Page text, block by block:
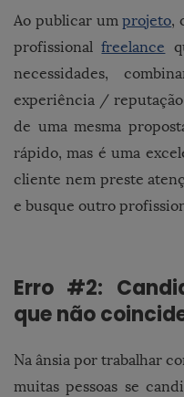
Ao publicar umprojeto,
profissionalfreelance
necessidades,
experiência /
de uma mesma
rápido, mas é uma
cliente nem preste
e busque outro
Erro #2:
que não
Na ânsia por trabalhar
muitas pessoas se